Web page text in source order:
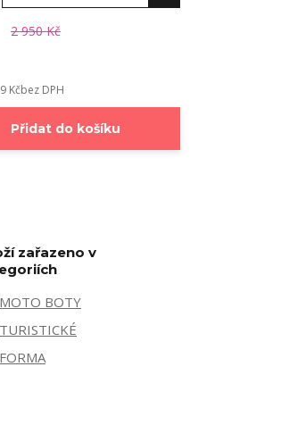
2 950 Kč
Kčbez DPH
Přidat do košíku
zařazeno v
MOTO BOTY
TURISTICKÉ
FORMA